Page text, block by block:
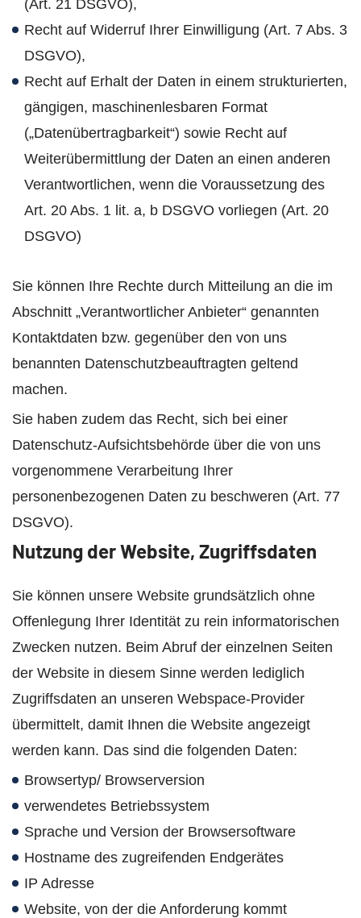
(Art. 21 DSGVO),
Recht auf Widerruf Ihrer Einwilligung (Art. 7 Abs. 3
DSGVO),
Recht auf Erhalt der Daten in einem strukturierten,
gängigen, maschinenlesbaren Format
(„Datenübertragbarkeit“) sowie Recht auf
Weiterübermittlung der Daten an einen anderen
Verantwortlichen, wenn die Voraussetzung des
Art. 20 Abs. 1 lit. a, b DSGVO vorliegen (Art. 20
DSGVO)
Sie können Ihre Rechte durch Mitteilung an die im
Abschnitt „Verantwortlicher Anbieter“ genannten
Kontaktdaten bzw. gegenüber den von uns
benannten Datenschutzbeauftragten geltend
machen.
Sie haben zudem das Recht, sich bei einer
Datenschutz-Aufsichtsbehörde über die von uns
vorgenommene Verarbeitung Ihrer
personenbezogenen Daten zu beschweren (Art. 77
DSGVO).
Nutzung der Website, Zugriffsdaten
Sie können unsere Website grundsätzlich ohne
Offenlegung Ihrer Identität zu rein informatorischen
Zwecken nutzen. Beim Abruf der einzelnen Seiten
der Website in diesem Sinne werden lediglich
Zugriffsdaten an unseren Webspace-Provider
übermittelt, damit Ihnen die Website angezeigt
werden kann. Das sind die folgenden Daten:
Browsertyp/ Browserversion
verwendetes Betriebssystem
Sprache und Version der Browsersoftware
Hostname des zugreifenden Endgerätes
IP Adresse
Website, von der die Anforderung kommt